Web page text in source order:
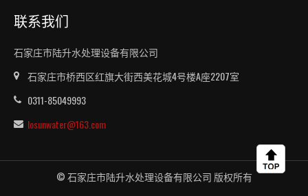
联系我们
石家庄市陆升水处理设备有限公司
石家庄市桥西区红旗大街西美花城4号楼A座2207室
0311-85049993
losunwater@163.com
© 石家庄市陆升水处理设备有限公司 版权所有